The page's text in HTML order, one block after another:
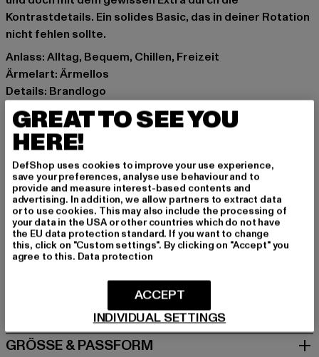
Kontrastdetails. Ein solides Basic, das in deiner Rotation
nicht fehlen sollte.
Anlass: Alltag, Bequem, Chillen, Freizeit
Ärmelart: Ärmellos
Details: Brandlogo
Schnitt: Figurbetont
Marke: Felicious
Kat.: Tanks & Camis
Farbe: beige
Hersteller Farbe: green
Materialzusammensetzung: 90% Baumwolle, 10%
Elasthan
Art.Nr: PD00007284-00110
Hersteller: Urban Styles Agency GmbH & Co. KG |
agentur@urbanstylesagency.com
Schanzenstraße 41 | 51063 Köln | DE
GRÖSSE & PASSFORM
GREAT TO SEE YOU
HERE!
DefShop uses cookies to improve your use experience,
save your preferences, analyse use behaviour and to
provide and measure interest-based contents and
advertising. In addition, we allow partners to extract data
or to use cookies. This may also include the processing of
your data in the USA or other countries which do not have
the EU data protection standard. If you want to change
this, click on "Custom settings". By clicking on "Accept" you
agree to this. Data protection
INDIVIDUAL SETTINGS
ACCEPT